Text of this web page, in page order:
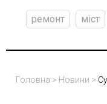
ремонт міст
Головна > Новини >